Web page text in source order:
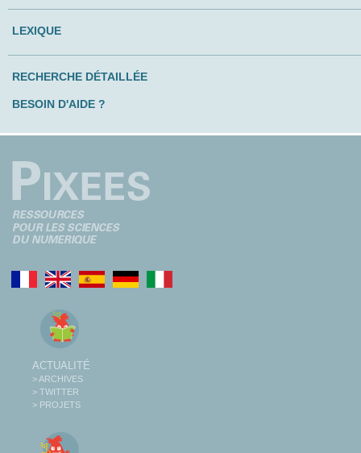
LEXIQUE
RECHERCHE DÉTAILLÉE
BESOIN D'AIDE ?
ACTUALITÉ
> ARCHIVES
> TWITTER
> PROJETS